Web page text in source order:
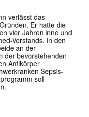
verlässt das
Er hatte die
vier Jahren inne und
Vorstands. In den
an der
der bevorstehenden
Antikörper
Sepsis-
soll